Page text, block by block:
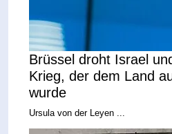
Brüssel droht Israel
Krieg, der dem Land
wurde
Ursula von der Leyen ...